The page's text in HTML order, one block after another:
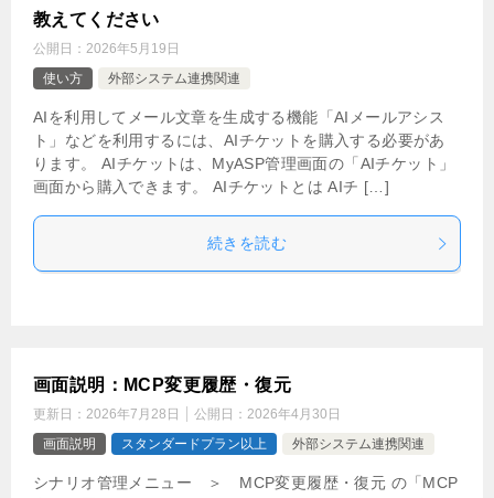
教えてください
公開日： 2026年5月19日
使い方
外部システム連携関連
AIを利用してメール文章を生成する機能「AIメールアシス
ト」などを利用するには、AIチケットを購入する必要があ
ります。 AIチケットは、MyASP管理画面の「AIチケット」
画面から購入できます。 AIチケットとは AIチ […]
続きを読む
画面説明：MCP変更履歴・復元
更新日： 2026年7月28日 公開日： 2026年4月30日
画面説明
スタンダードプラン以上 外部システム連携関連
シナリオ管理メニュー ＞ MCP変更履歴・復元 の「MCP